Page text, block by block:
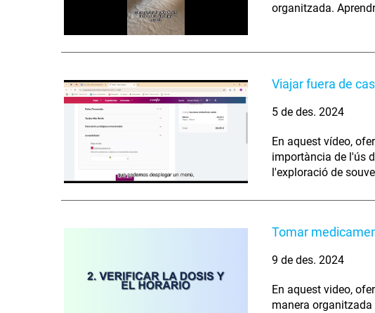
organitzada.
Viajar fuera de
5 de des. 2024
En aquest vídeo,
importància de l'ús
l'exploració de
Tomar
9 de des. 2024
En aquest video,
manera